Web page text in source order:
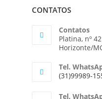
CONTATOS
Contatos
Platina, nº
Horizonte/
Tel.
(31)99989-
Tel.